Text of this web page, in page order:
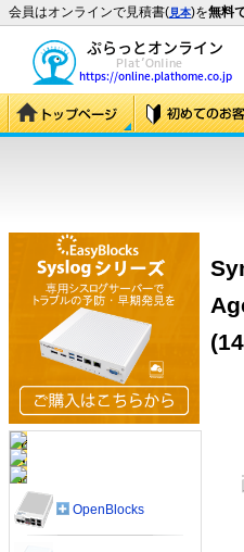
会員はオンラインで見積書(見本)を無料
OpenBlocks